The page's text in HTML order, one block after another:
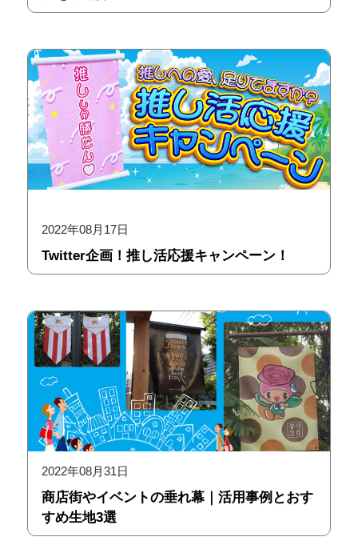
2022年08月17日
Twitter企画！推し活応援キャンペーン！
2022年08月31日
商店街やイベントの垂れ幕｜活用事例とおす
すめ生地3選